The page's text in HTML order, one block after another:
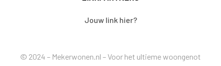
Jouw link hier?
© 2024 – Mekerwonen.nl – Voor het ultieme woongenot